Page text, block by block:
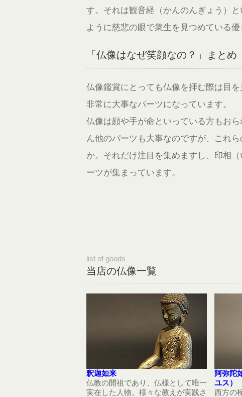
す。それは観音経（かんのんぎょう）
ように慈悲の眼で衆生を見つめている優
「仏像はなぜ笑顔なの？」まとめ
仏像鑑賞にとっても仏像を拝む際は目
非常に大事なパーツになっています。
仏像は顔や手が命といっている方もお
ん他のパーツも大事なのですが、これ
か。それだけ注目を集めますし、印相
ーツが集まっています。
list of goods
当店の仏像一覧
釈迦如来
仏教の開祖であり、仏様として唯一
実在した人物。様々な教えが実践さ
阿弥陀
ユス）
西方の